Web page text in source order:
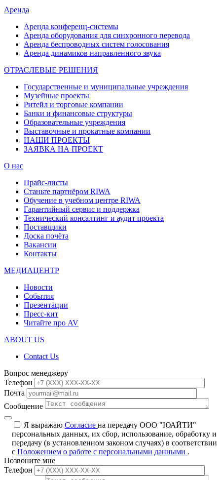
Аренда
Аренда конференц-системы
Аренда оборудования для синхронного перевода
Аренда беспроводных систем голосования
Аренда динамиков направленного звука
ОТРАСЛЕВЫЕ РЕШЕНИЯ
Государственные и муниципальные учреждения
Музейные проекты
Ритейл и торговые компании
Банки и финансовые структуры
Образовательные учреждения
Выставочные и прокатные компании
НАШИ ПРОЕКТЫ
ЗАЯВКА НА ПРОЕКТ
О нас
Прайс-листы
Станьте партнёром RIWA
Обучение в учебном центре RIWA
Гарантийный сервис и поддержка
Технический консалтинг и аудит проекта
Поставщики
Доска почёта
Вакансии
Контакты
МЕДИАЦЕНТР
Новости
События
Презентации
Пресс-кит
Читайте про AV
ABOUT US
Contact Us
Вопрос менеджеру
Телефон
Почта
Сообщение
Я выражаю Согласие на передачу ООО "ЮАЙТИ"
персональных данных, их сбор, использование, обработку и
передачу (в установленном законом случаях) в соответствии
с Положением о работе с персональными данными .
Позвоните мне
Телефон